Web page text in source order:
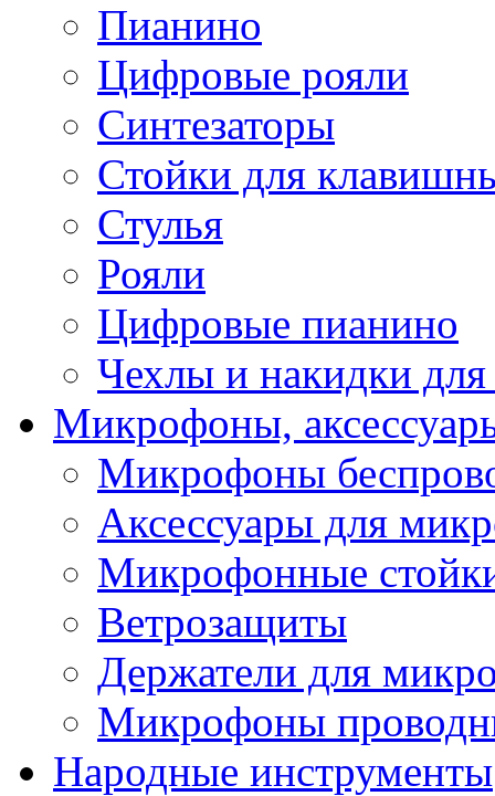
Пианино
Цифровые рояли
Синтезаторы
Стойки для
Стулья
Рояли
Цифровые пианино
Чехлы и накидки
Микрофоны,
Микрофоны
Аксессуары для
Микрофонные
Ветрозащиты
Держатели для
Микрофоны
Народные инструменты